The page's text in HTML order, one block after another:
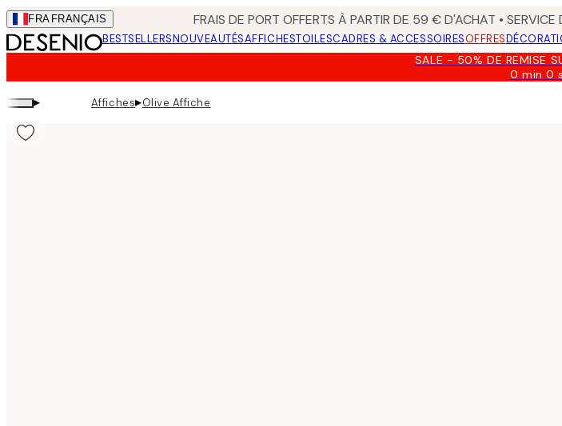
Skip
to
main
FRA FRANÇAIS FRAIS DE PORT OFFERTS À PARTIR DE 59 € D'ACHAT •
BESTSELLERSNOUVEAUTÉSAFFICHESTOILESCADRES & ACCESSOIRESOFFRES
SALE - 50% DE REMISE
0 min0 s
▸ Affiches▸Olive Affiche